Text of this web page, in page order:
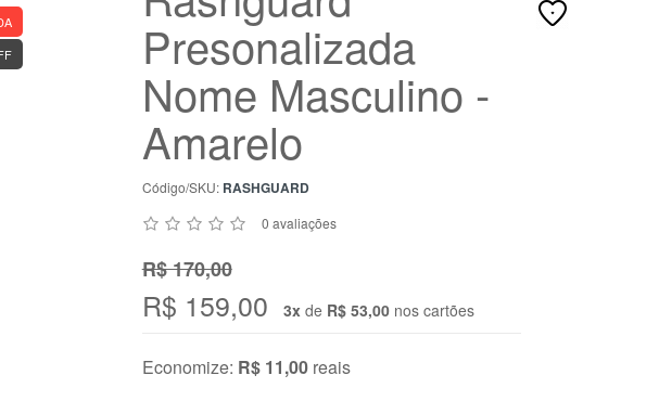
Presonalizada
Nome Masculino -
Amarelo
Código/SKU: RASHGUARD
0 avaliações
R$ 170,00
R$ 159,00 3xde R$ 53,00nos cartões
Economize: R$ 11,00reais